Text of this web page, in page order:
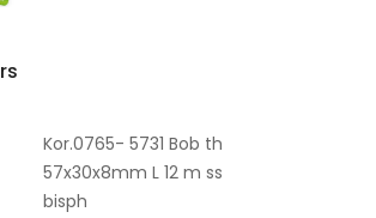
Kor.0765- 5731 Bob th
57x30x8mm L 12 m ss
bisph